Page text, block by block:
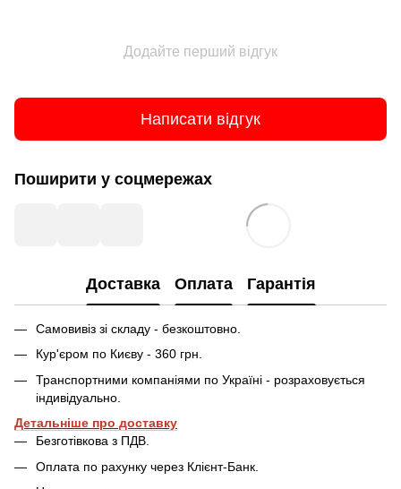
Додайте перший відгук
Написати відгук
Поширити у соцмережах
Доставка Оплата Гарантія
Самовивіз зі складу - безкоштовно.
Кур'єром по Києву - 360 грн.
Транспортними компаніями по Україні - розраховується
індивідуально.
Детальніше про доставку
Безготівкова з ПДВ.
Оплата по рахунку через Клієнт-Банк.